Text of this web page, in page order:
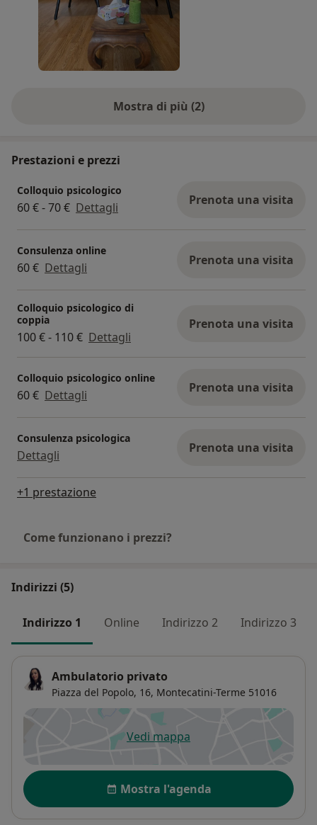
elementi fondamentali per intraprendere un
percorso psicologico nel rispetto dei tempi e delle
esigenze di ogni persona.
Mostra di più (2)
Prestazioni e prezzi
Colloquio psicologico
60 € - 70 € Dettagli Prenota una visita
Consulenza online
60 € Dettagli Prenota una visita
Colloquio psicologico di
coppia
100 € - 110 € Dettagli
Prenota una visita
Colloquio psicologico online
60 € Dettagli Prenota una visita
Consulenza psicologica
Dettagli Prenota una visita
+1 prestazione
Come funzionano i prezzi?
Indirizzi (5)
Indirizzo 1 Online Indirizzo 2 Indirizzo 3
Ambulatorio privato
Piazza del Popolo, 16, Montecatini-Terme 51016
Vedi mappasi apre in una nuova scheda
Disponibilità
Mostra l'agenda